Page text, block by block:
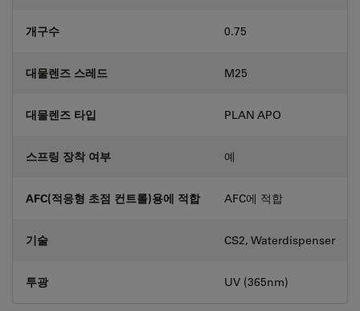
개구수 0.75
대물렌즈 스레드 M25
대물렌즈 타입 PLAN APO
스프링 장착 여부 예
AFC(적응형 초점 컨트롤)용에 적합 AFC에 적합
기술 CS2, Waterdispenser
투광 UV (365nm)